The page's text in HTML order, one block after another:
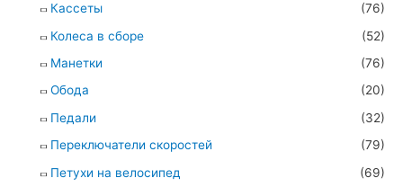
Кассеты
(76)
Колеса в сборе
(52)
Манетки
(76)
Обода
(20)
Педали
(32)
Переключатели скоростей
(79)
Петухи на велосипед
(69)